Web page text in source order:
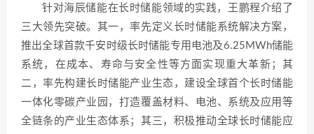
针对海辰储能在长时储能领域的实践，王鹏程介绍了
三大领先突破。其一，率先定义长时储能系统解决方案，
推出全球首款千安时级长时储能专用电池及6.25MWh储能
系统，在成本、寿命与安全性等方面实现重大革新；其
二，率先构建长时储能产业生态，建设全球首个长时储能
一体化零碳产业园，打造覆盖材料、电池、系统及应用等
全链条的产业生态体系；其三，积极推动全球长时储能应